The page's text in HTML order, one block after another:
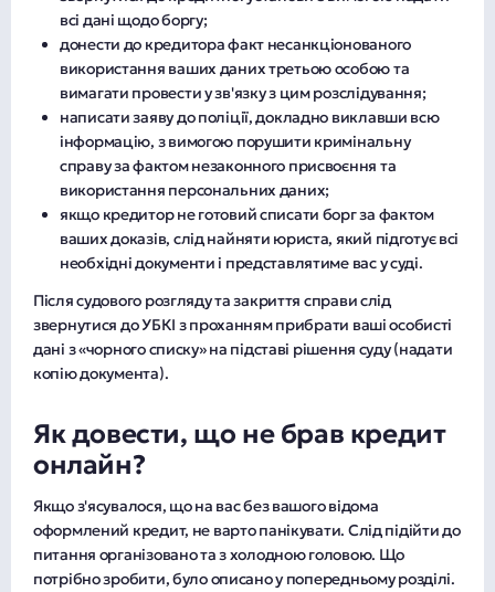
всі дані щодо боргу;
донести до кредитора факт несанкціонованого
використання ваших даних третьою особою та
вимагати провести у зв'язку з цим розслідування;
написати заяву до поліції, докладно виклавши всю
інформацію, з вимогою порушити кримінальну
справу за фактом незаконного присвоєння та
використання персональних даних;
якщо кредитор не готовий списати борг за фактом
ваших доказів, слід найняти юриста, який підготує всі
необхідні документи і представлятиме вас у суді.
Після судового розгляду та закриття справи слід
звернутися до УБКІ з проханням прибрати ваші особисті
дані з «чорного списку» на підставі рішення суду (надати
копію документа).
Як довести, що не брав кредит
онлайн?
Якщо з'ясувалося, що на вас без вашого відома
оформлений кредит, не варто панікувати. Слід підійти до
питання організовано та з холодною головою. Що
потрібно зробити, було описано у попередньому розділі.